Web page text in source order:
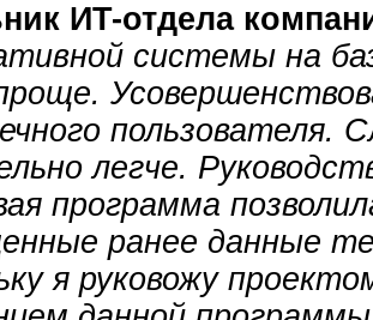
ИT-отдела
системы на
легче.
программа
ранее данные
я руковожу